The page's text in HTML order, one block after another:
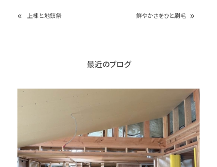
« 上棟と地鎮祭 鮮やかさをひと刷毛 »
最近のブログ